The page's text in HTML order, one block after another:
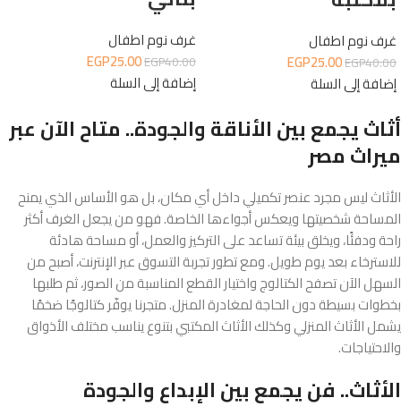
غرف نوم اطفال
EGP40.00
EGP25.00
إضافة إلى السلة
غرف نوم اطفال
EGP40.00
EGP25.00
إضافة إلى السلة
أثاث يجمع بين الأناقة والجودة.. متاح الآن عبر
ميراث مصر
الأثاث ليس مجرد عنصر تكميلي داخل أي مكان، بل هو الأساس الذي يمنح
المساحة شخصيتها ويعكس أجواءها الخاصة. فهو من يجعل الغرف أكثر
راحة ودفئًا، ويخلق بيئة تساعد على التركيز والعمل، أو مساحة هادئة
للاسترخاء بعد يوم طويل. ومع تطور تجربة التسوق عبر الإنترنت، أصبح من
السهل الآن تصفح الكتالوج واختيار القطع المناسبة من الصور، ثم طلبها
بخطوات بسيطة دون الحاجة لمغادرة المنزل. متجرنا يوفّر كتالوجًا ضخمًا
يشمل الأثاث المنزلي وكذلك الأثاث المكتبي بتنوع يناسب مختلف الأذواق
والاحتياجات.
الأثاث.. فن يجمع بين الإبداع والجودة